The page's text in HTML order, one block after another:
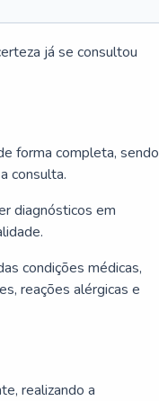
já se consultou
forma completa, sendo
consulta.
diagnósticos em
condições médicas,
reações alérgicas e
realizando a